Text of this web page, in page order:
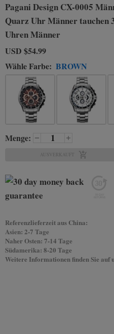
Pagani Design CX-0005
Quarz Uhr Männer
Uhren Männer
USD $54.99
Wähle Farbe: BROWN
Menge:
AUSVERKAUFT
Referenzlieferzeit aus China:
Asien: 2-7 Tage
Naher Osten: 7-14 Tage
Südamerika: 8-20 Tage
Weitere Informationen finden Sie auf